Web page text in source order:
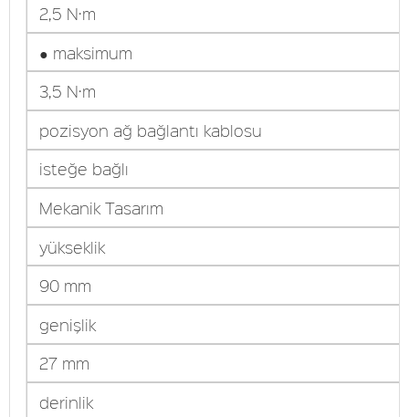
2,5 N·m
● maksimum
3,5 N·m
pozisyon ağ bağlantı kablosu
isteğe bağlı
Mekanik Tasarım
yükseklik
90 mm
genişlik
27 mm
derinlik